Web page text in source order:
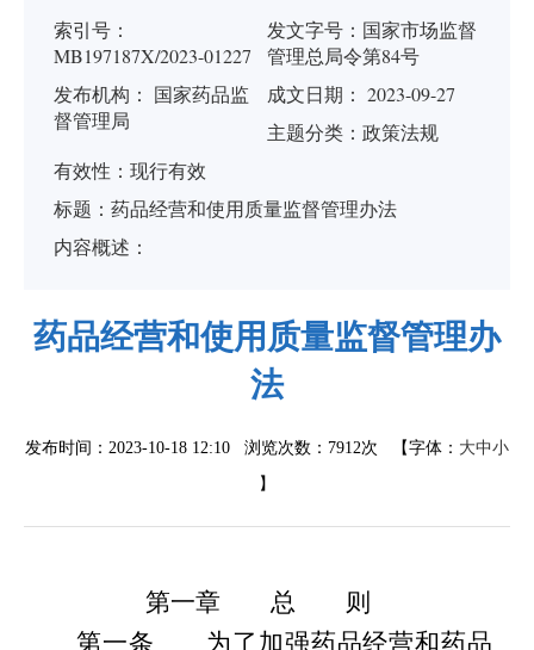
索引号：
MB197187X/2023-01227
发文字号： 国家市场监督
管理总局令第84号
发布机构： 国家药品监
督管理局
成文日期： 2023-09-27
主题分类： 政策法规
有效性： 现行有效
标题： 药品经营和使用质量监督管理办法
内容概述：
药品经营和使用质量监督管理办
法
发布时间：2023-10-18 12:10 浏览次数： 7912次 【字体： 大中小
】
第一章 总
则
第一条
为了加强药品经营和药品